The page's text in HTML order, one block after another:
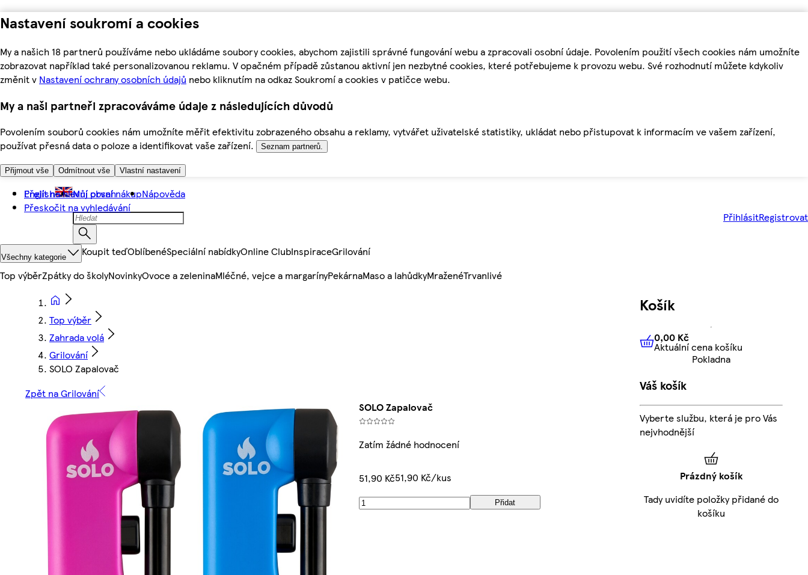
Nastavení soukromí a cookies
My a našich 18 partnerů používáme nebo ukládáme soubory cookies, abychom zajistili správné fungování webu a zpracovali osobní údaje. Povolením použití všech cookies nám umožníte
zobrazovat například také personalizovanou reklamu. V opačném případě zůstanou aktivní jen nezbytné cookies, které potřebujeme k provozu webu. Své rozhodnutí můžete kdykoliv
změnit v Nastavení ochrany osobních údajů nebo kliknutím na odkaz Soukromí a cookies v patičce webu.
My a naši partneři zpracováváme údaje z následujících důvodů
Povolením souborů cookies nám umožníte měřit efektivitu zobrazeného obsahu a reklamy, vytvářet uživatelské statistiky, ukládat nebo přistupovat k informacím ve vašem zařízení,
používat přesná data o poloze a identifikovat vaše zařízení.
Seznam partnerů.
Přijmout vše Odmítnout vše Vlastní nastavení
Přejít na hlavní obsah
Přeskočit na vyhledávání
English Můj první nákupNápověda
PřihlásitRegistrovat
Všechny kategorie Koupit teďOblíbenéSpeciální nabídkyOnline ClubInspiraceGrilování
Top výběrZpátky do školyNovinkyOvoce a zeleninaMléčné, vejce a margarínyPekárnaMaso a lahůdkyMraženéTrvanlivé
Top výběr
Zahrada volá
Grilování
SOLO Zapalovač
Zpět na Grilování
SOLO Zapalovač
Zatím žádné hodnocení
51,90 Kč51,90 Kč/kus
Přidat
Košík
0,00 KčAktuální cena košíku
0,00 Kč
Aktuální cena košíku
Pokladna
Váš košík
Vyberte službu, která je pro Vás
nejvhodnější
Prázdný košík
Tady uvidíte položky přidané do
košíku